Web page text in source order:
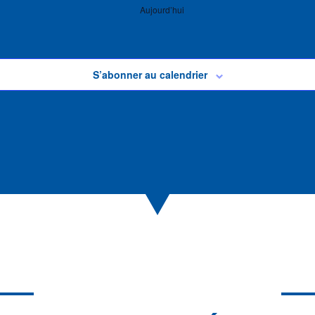
Aujourd’hui
S’abonner au calendrier